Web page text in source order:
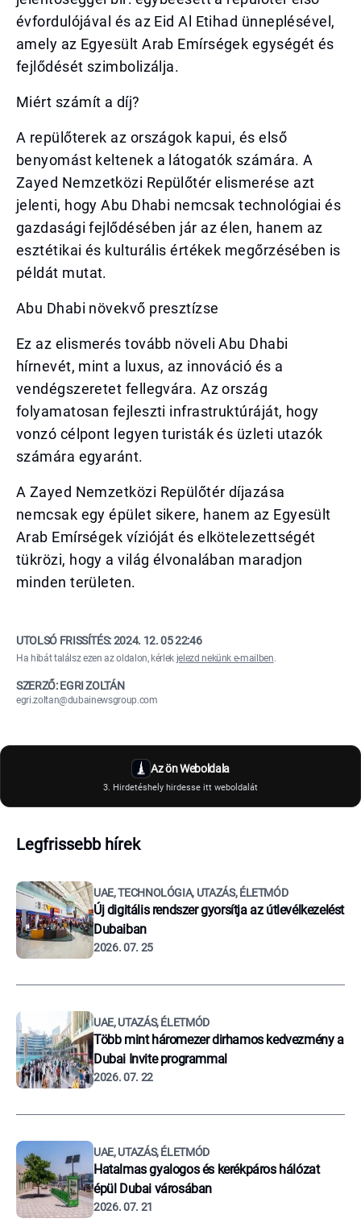
évfordulójával és az Eid Al Etihad ünneplésével,
amely az Egyesült Arab Emírségek egységét és
fejlődését szimbolizálja.
Miért számít a díj?
A repülőterek az országok kapui, és első
benyomást keltenek a látogatók számára. A
Zayed Nemzetközi Repülőtér elismerése azt
jelenti, hogy Abu Dhabi nemcsak technológiai és
gazdasági fejlődésében jár az élen, hanem az
esztétikai és kulturális értékek megőrzésében is
példát mutat.
Abu Dhabi növekvő presztízse
Ez az elismerés tovább növeli Abu Dhabi
hírnevét, mint a luxus, az innováció és a
vendégszeretet fellegvára. Az ország
folyamatosan fejleszti infrastruktúráját, hogy
vonzó célpont legyen turisták és üzleti utazók
számára egyaránt.
A Zayed Nemzetközi Repülőtér díjazása
nemcsak egy épület sikere, hanem az Egyesült
Arab Emírségek vízióját és elkötelezettségét
tükrözi, hogy a világ élvonalában maradjon
minden területen.
UTOLSÓ FRISSÍTÉS:2024. 12. 05 22:46
Ha hibát találsz ezen az oldalon, kérlek jelezd nekünk e-mailben.
SZERZŐ: EGRI ZOLTÁN
egri.zoltan@dubainewsgroup.com
Az ön Weboldala
3. Hirdetéshely hirdesse itt weboldalát
Legfrissebb hírek
UAE, TECHNOLÓGIA, UTAZÁS, ÉLETMÓD
Új digitális rendszer gyorsítja az útlevélkezelést
Dubaiban
2026. 07. 25
UAE, UTAZÁS, ÉLETMÓD
Több mint háromezer dirhamos kedvezmény a
Dubai Invite programmal
2026. 07. 22
UAE, UTAZÁS, ÉLETMÓD
Hatalmas gyalogos és kerékpáros hálózat
épül Dubai városában
2026. 07. 21